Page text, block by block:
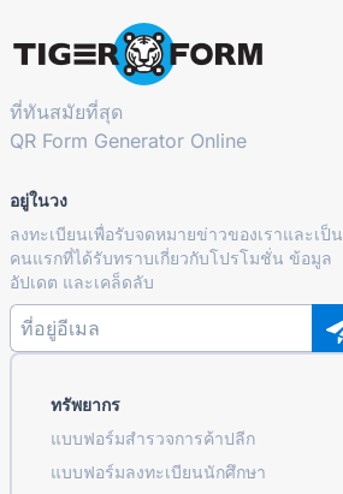
ที่ทันสมัยที่สุด
QR Form Generator Online
อยู่ในวง
ลงทะเบียนเพื่อรับจดหมายข่าวของเราและเป็น
คนแรกที่ได้รับทราบเกี่ยวกับโปรโมชั่น ข้อมูล
อัปเดต และเคล็ดลับ
ทรัพยากร
แบบฟอร์มสำรวจการค้าปลีก
แบบฟอร์มลงทะเบียนนักศึกษา